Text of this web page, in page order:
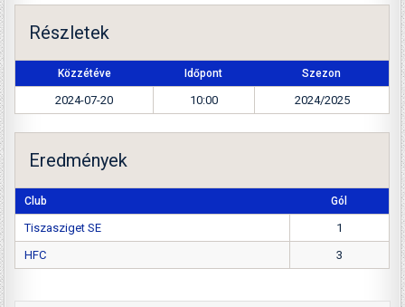
Részletek
Közzétéve Időpont Szezon
2024-07-20 10:00 2024/2025
Eredmények
Club Gól
Tiszasziget SE
1
HFC
3